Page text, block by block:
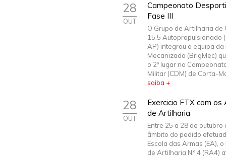
28
OUT
Campeonato
Fase III
O Grupo de Artilharia de
15.5 Autopropulsionado
AP) integrou a equipa
Mecanizada (BrigMec)
o 2º lugar no
Militar (CDM) de Corta-
saiba +
28
OUT
Exercicio FTX com
de Artilharia
Entre 25 a 28 de outubro
âmbito do pedido
Escola das Armas (EA),
de Artilharia N.º 4 (RA4)